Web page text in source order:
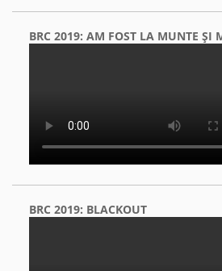
BRC 2019: AM FOST LA MUNTE ŞI
BRC 2019: BLACKOUT